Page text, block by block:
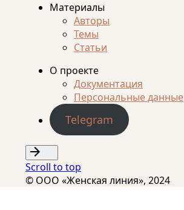
Материалы
Авторы
Темы
Статьи
О проекте
Документация
Персональные данные
Telegram
Scroll to top
© ООО «Женская линия», 2024